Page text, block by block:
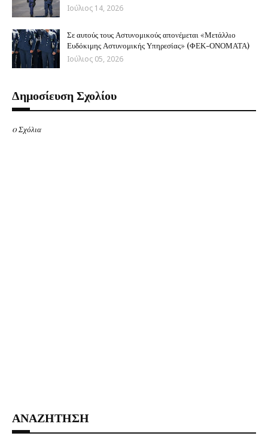
Ιούλιος 14, 2026
Σε αυτούς τους Αστυνομικούς απονέμεται «Μετάλλιο
Ευδόκιμης Αστυνομικής Υπηρεσίας» (ΦΕΚ-ΟΝΟΜΑΤΑ)
Ιούλιος 05, 2026
Δημοσίευση Σχολίου
0 Σχόλια
ΑΝΑΖΗΤΗΣΗ